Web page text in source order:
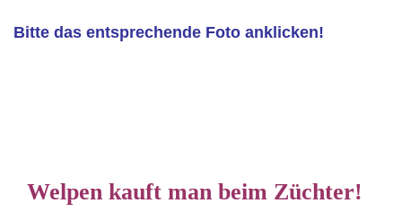
Bitte das entsprechende Foto anklicken!
Welpen kauft man beim Züchter!